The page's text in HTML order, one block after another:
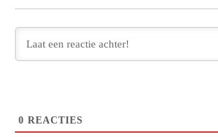
0 REACTIES